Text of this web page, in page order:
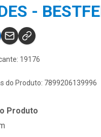
-
19176
do Produto: 7899206139996
Produto